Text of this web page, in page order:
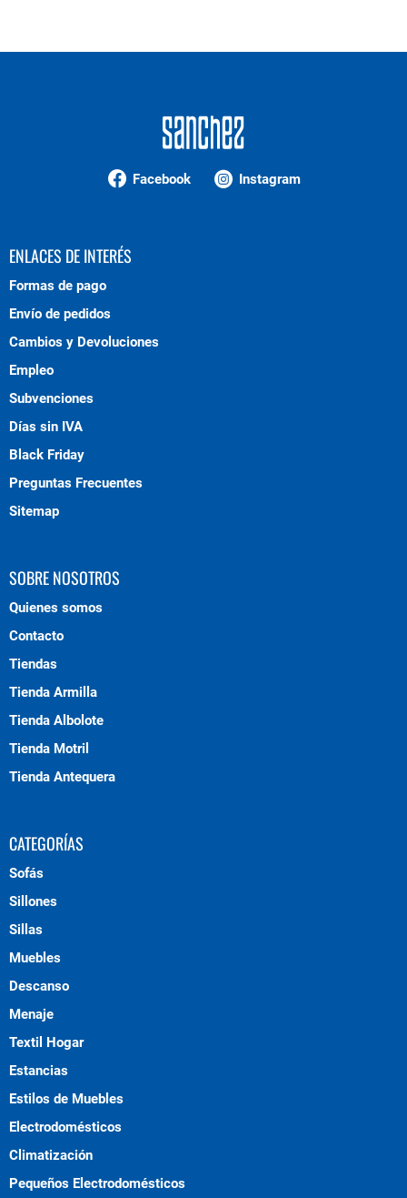
Facebook Instagram
ENLACES DE INTERÉS
Formas de pago
Envío de pedidos
Cambios y Devoluciones
Empleo
Subvenciones
Días sin IVA
Black Friday
Preguntas Frecuentes
Sitemap
SOBRE NOSOTROS
Quienes somos
Contacto
Tiendas
Tienda Armilla
Tienda Albolote
Tienda Motril
Tienda Antequera
CATEGORÍAS
Sofás
Sillones
Sillas
Muebles
Descanso
Menaje
Textil Hogar
Estancias
Estilos de Muebles
Electrodomésticos
Climatización
Pequeños Electrodomésticos